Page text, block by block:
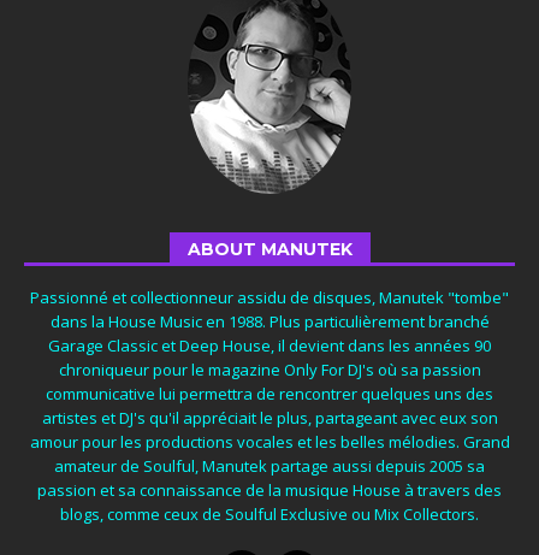
ABOUT MANUTEK
Passionné et collectionneur assidu de disques, Manutek "tombe"
dans la House Music en 1988. Plus particulièrement branché
Garage Classic et Deep House, il devient dans les années 90
chroniqueur pour le magazine Only For DJ's où sa passion
communicative lui permettra de rencontrer quelques uns des
artistes et DJ's qu'il appréciait le plus, partageant avec eux son
amour pour les productions vocales et les belles mélodies. Grand
amateur de Soulful, Manutek partage aussi depuis 2005 sa
passion et sa connaissance de la musique House à travers des
blogs, comme ceux de Soulful Exclusive ou Mix Collectors.